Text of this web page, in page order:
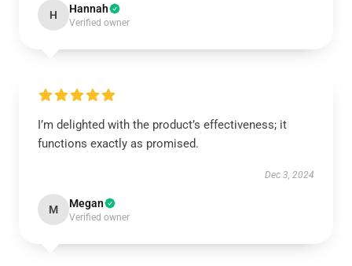
H Hannah
Verified owner
I’m delighted with the product’s effectiveness; it
functions exactly as promised.
Dec 3, 2024
M Megan
Verified owner